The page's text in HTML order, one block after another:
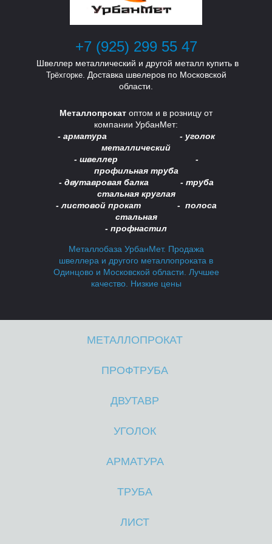
Т
А
+7 (925) 299 55 47
Швеллер металлический и другой металл купить в
Трёхгорке. Доставка швелеров по Московской
области.
Металлопрокат оптом и в розницу от
компании УрбанМет:
- арматура - уголок
металлический
- швеллер -
профильная труба
- двутавровая балка - труба
стальная круглая
- листовой прокат - полоса
стальная
- профнастил
Металлобаза УрбанМет. Продажа
швеллера и другого металлопроката в
Одинцово и Московской области. Лучшее
качество. Низкие цены
МЕТАЛЛОПРОКАТ
ПРОФТРУБА
ДВУТАВР
УГОЛОК
АРМАТУРА
ТРУБА
ЛИСТ
Т
А